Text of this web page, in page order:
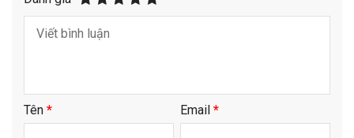
Tên * Email *